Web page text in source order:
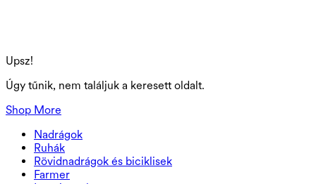
Upsz!
Úgy tűnik, nem találjuk a keresett oldalt.
Shop More
Nadrágok
Nadrágok
Jogging
Munkanadrágok
Ruhák
Ruhák
Sportos ruhák
Rövidnadrágok és biciklisek
Rövidnadrágok és biciklisek
Farmer